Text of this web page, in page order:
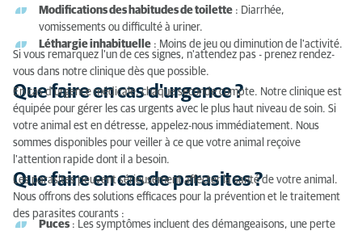
Modifications des habitudes de toilette : Diarrhée,
vomissements ou difficulté à uriner.
Léthargie inhabituelle : Moins de jeu ou diminution de l'activité.
Si vous remarquez l'un de ces signes, n'attendez pas - prenez rendez-
vous dans notre clinique dès que possible.
Que faire en cas d'urgence ?
En cas d'urgence médicale, chaque seconde compte. Notre clinique est
équipée pour gérer les cas urgents avec le plus haut niveau de soin. Si
votre animal est en détresse, appelez-nous immédiatement. Nous
sommes disponibles pour veiller à ce que votre animal reçoive
l'attention rapide dont il a besoin.
Que faire en cas de parasites ?
Les parasites peuvent sérieusement affecter la santé de votre animal.
Nous offrons des solutions efficaces pour la prévention et le traitement
des parasites courants :
Puces : Les symptômes incluent des démangeaisons, une perte